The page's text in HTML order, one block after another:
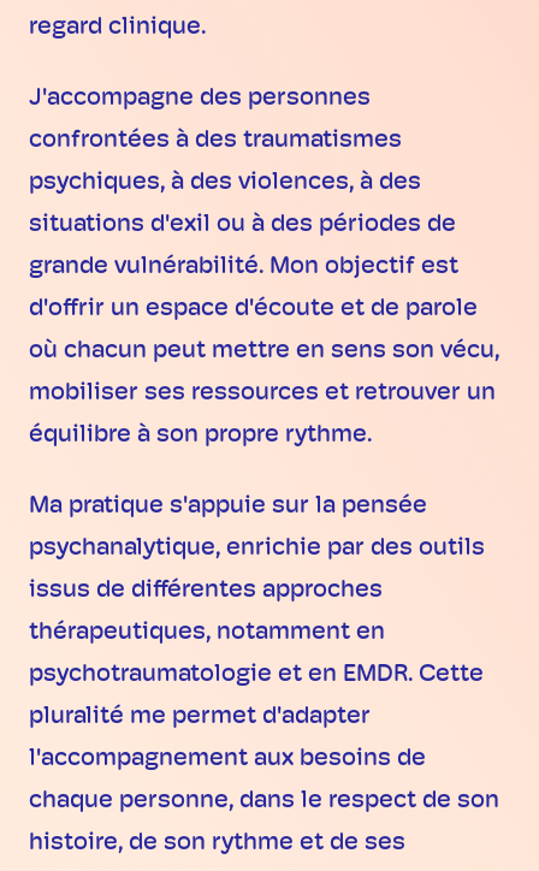
regard clinique.
J'accompagne des personnes
confrontées à des traumatismes
psychiques, à des violences, à des
situations d'exil ou à des périodes de
grande vulnérabilité. Mon objectif est
d'offrir un espace d'écoute et de parole
où chacun peut mettre en sens son vécu,
mobiliser ses ressources et retrouver un
équilibre à son propre rythme.
Ma pratique s'appuie sur la pensée
psychanalytique, enrichie par des outils
issus de différentes approches
thérapeutiques, notamment en
psychotraumatologie et en EMDR. Cette
pluralité me permet d'adapter
l'accompagnement aux besoins de
chaque personne, dans le respect de son
histoire, de son rythme et de ses